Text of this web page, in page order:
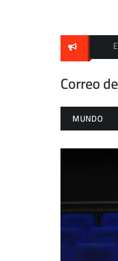
Correo
MUNDO